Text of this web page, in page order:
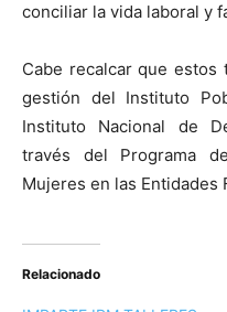
conciliar la vida laboral y
Cabe recalcar que estos
gestión del Instituto
Instituto Nacional de
través del Programa
Mujeres en las Entidades
Relacionado